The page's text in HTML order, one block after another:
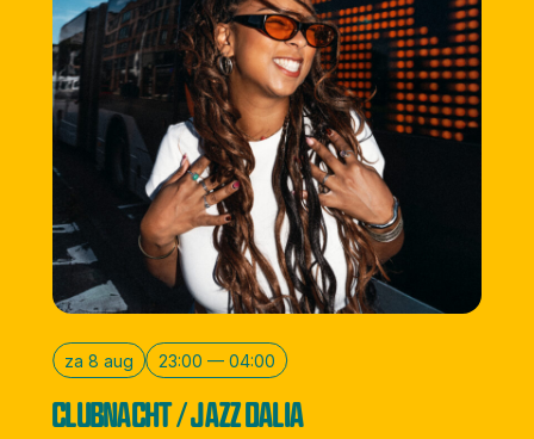
za 8 aug 23:00 — 04:00
CLUBNACHT / JAZZ DALIA